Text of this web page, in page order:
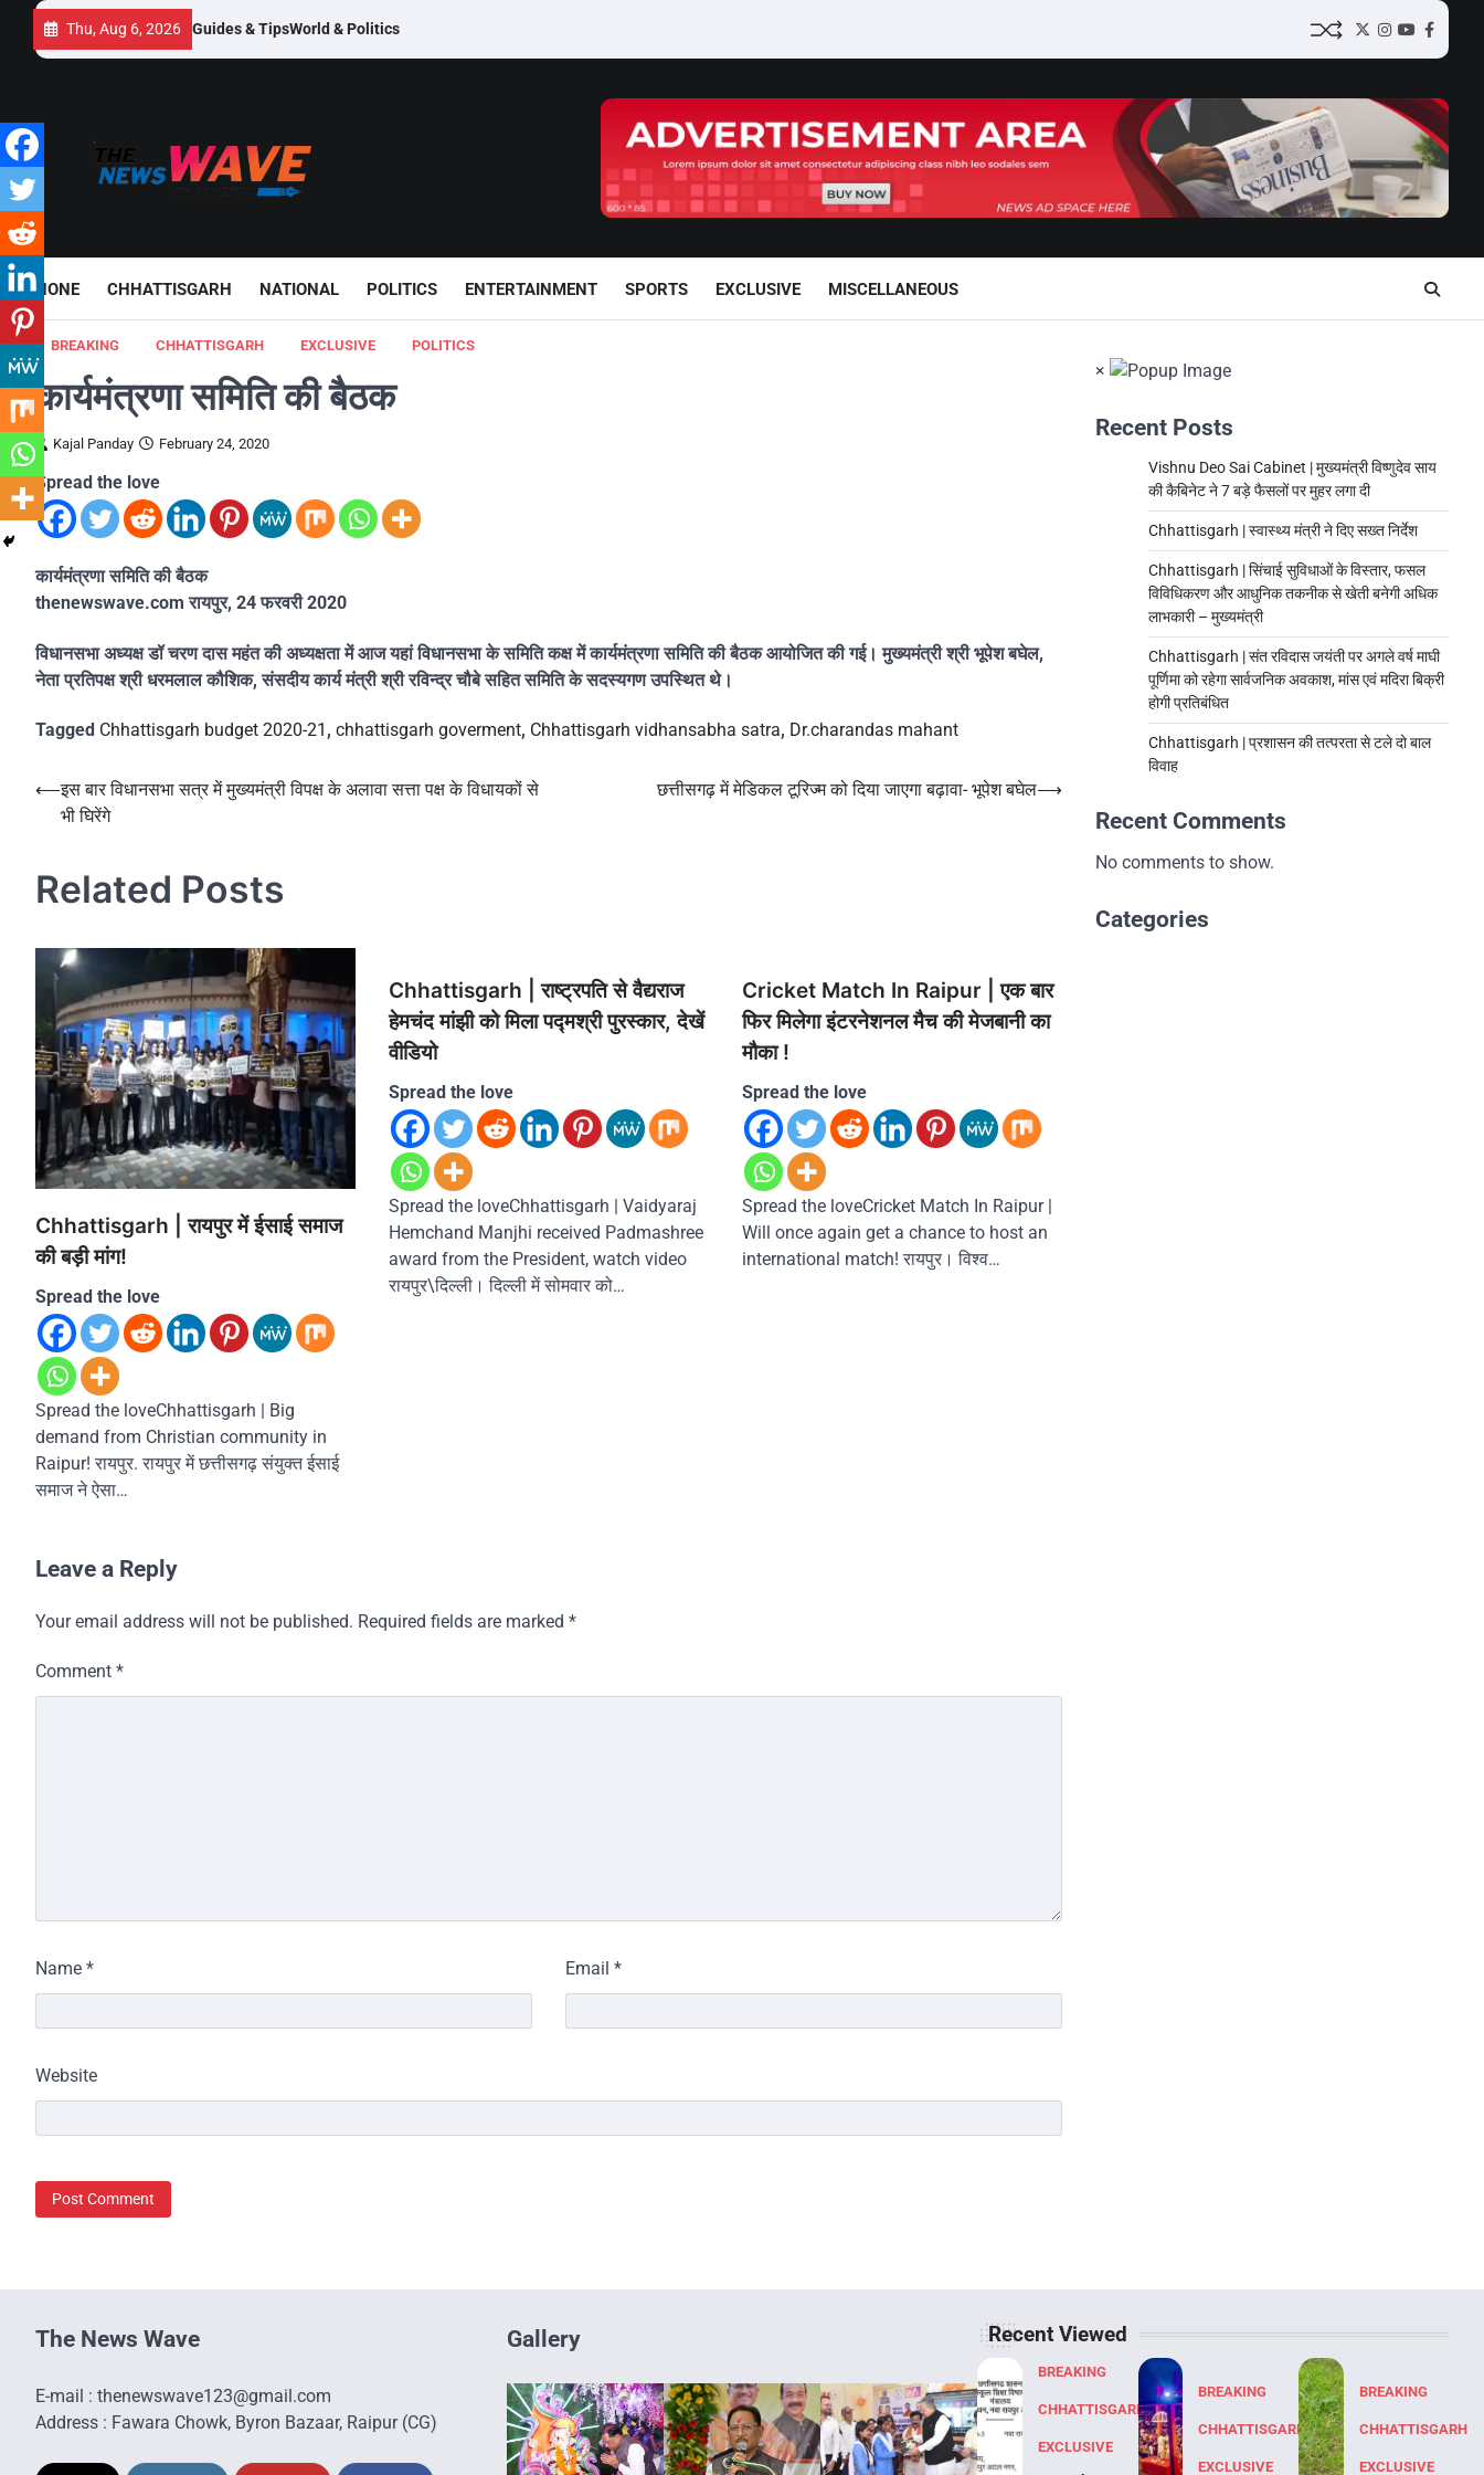
content
Thu, Aug 6, 2026 Guides & TipsWorld & Politics
TwitterInstagram
YouTube
HONE CHHATTISGARH NATIONAL POLITICS ENTERTAINMENT SPORTS EXCLUSIVE MISCELLANEOUS
BREAKING CHHATTISGARH EXCLUSIVE POLITICS
कार्यमंत्रणा समिति की बैठक
Kajal Panday February 24, 2020
Spread the love
कार्यमंत्रणा समिति की बैठक
thenewswave.com रायपुर, 24 फरवरी 2020
विधानसभा अध्यक्ष डॉ चरण दास महंत की अध्यक्षता में आज यहां विधानसभा के समिति कक्ष में कार्यमंत्रणा समिति की बैठक आयोजित की गई। मुख्यमंत्री श्री भूपेश बघेल,
नेता प्रतिपक्ष श्री धरमलाल कौशिक, संसदीय कार्य मंत्री श्री रविन्द्र चौबे सहित समिति के सदस्यगण उपस्थित थे।
Tagged Chhattisgarh budget 2020-21 , chhattisgarh goverment, Chhattisgarh vidhansabha satra, Dr.charandas mahant
Post
navigation
⟵इस बार विधानसभा सत्र में मुख्यमंत्री विपक्ष के अलावा सत्ता पक्ष के विधायकों से
भी घिरेंगे
छत्तीसगढ़ में मेडिकल टूरिज्म को दिया जाएगा बढ़ावा- भूपेश बघेल⟶
Related Posts
Chhattisgarh | रायपुर में ईसाई समाज
की बड़ी मांग!
Spread the love
Spread the loveChhattisgarh | Big
demand from Christian community in
Raipur! रायपुर. रायपुर में छत्तीसगढ़ संयुक्त ईसाई
समाज ने ऐसा…
Chhattisgarh | राष्ट्रपति से वैद्यराज
हेमचंद मांझी को मिला पद्मश्री पुरस्कार, देखें
वीडियो
Spread the love
Spread the loveChhattisgarh | Vaidyaraj
Hemchand Manjhi received Padmashree
award from the President, watch video
रायपुर\दिल्ली। दिल्ली में सोमवार को…
Cricket Match In Raipur | एक बार
फिर मिलेगा इंटरनेशनल मैच की मेजबानी का
मौका !
Spread the love
Spread the loveCricket Match In Raipur |
Will once again get a chance to host an
international match! रायपुर। विश्व…
Leave a Reply
Your email address will not be published. Required fields are marked *
Comment *
Name * Email *
Website
×
Recent Posts
Vishnu Deo Sai Cabinet | मुख्यमंत्री विष्णुदेव साय
की कैबिनेट ने 7 बड़े फैसलों पर मुहर लगा दी
Chhattisgarh | स्वास्थ्य मंत्री ने दिए सख्त निर्देश
Chhattisgarh | सिंचाई सुविधाओं के विस्तार, फसल
विविधिकरण और आधुनिक तकनीक से खेती बनेगी अधिक
लाभकारी – मुख्यमंत्री
Chhattisgarh | संत रविदास जयंती पर अगले वर्ष माघी
पूर्णिमा को रहेगा सार्वजनिक अवकाश, मांस एवं मदिरा बिक्री
होगी प्रतिबंधित
Chhattisgarh | प्रशासन की तत्परता से टले दो बाल
विवाह
Recent Comments
No comments to show.
Categories
The News Wave
E-mail : thenewswave123@gmail.com
Address : Fawara Chowk, Byron Bazaar, Raipur (CG)
Gallery Recent Viewed
BREAKING
CHHATTISGARH
EXCLUSIVE
BREAKING
CHHATTISGARH
EXCLUSIVE
BREAKING
CHHATTISGARH
EXCLUSIVE